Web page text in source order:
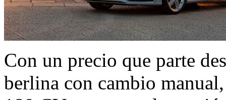
Con un precio que parte
berlina con cambio